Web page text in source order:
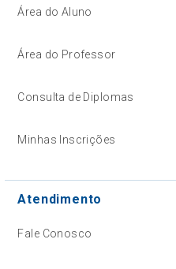
Área do Aluno
Área do Professor
Consulta de Diplomas
Minhas Inscrições
Atendimento
Fale Conosco